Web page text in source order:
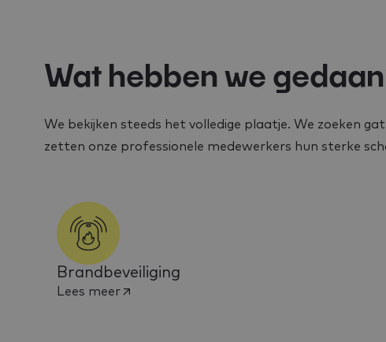
Wat hebben we
We bekijken steeds het volledige plaatje. We zoeken
zetten onze professionele medewerkers hun sterke
Brandbeveiliging
Lees meer